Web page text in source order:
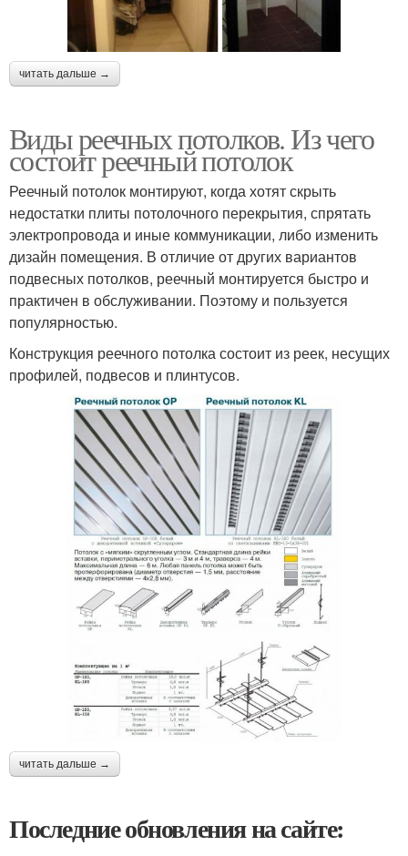
читать дальше →
Виды реечных потолков. Из чего
состоит реечный потолок
Реечный потолок монтируют, когда хотят скрыть
недостатки плиты потолочного перекрытия, спрятать
электропровода и иные коммуникации, либо изменить
дизайн помещения. В отличие от других вариантов
подвесных потолков, реечный монтируется быстро и
практичен в обслуживании. Поэтому и пользуется
популярностью.
Конструкция реечного потолка состоит из реек, несущих
профилей, подвесов и плинтусов.
читать дальше →
Последние обновления на сайте: